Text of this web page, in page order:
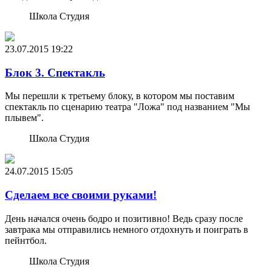
Школа Студия
23.07.2015 19:22
Блок 3. Спектакль
Мы перешли к третьему блоку, в котором мы поставим
спектакль по сценарию театра "Ложа" под названием "Мы
плывем".
Школа Студия
24.07.2015 15:05
Сделаем все своими руками!
День начался очень бодро и позитивно! Ведь сразу после
завтрака мы отправились немного отдохнуть и поиграть в
пейнтбол.
Школа Студия